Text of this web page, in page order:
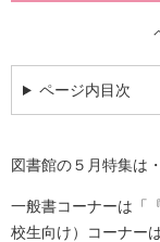
ページ内目次
図書館の５月特集は
一般書コーナーは「
校生向け）コーナー